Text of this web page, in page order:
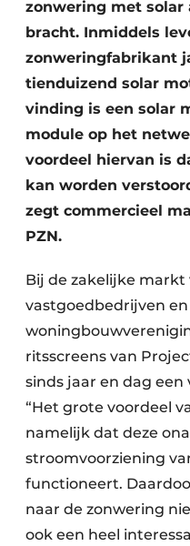
zonwering met
bracht. Inmiddels
zonweringfabrikant
tienduizend solar
vinding is een solar
module op het
voordeel hiervan is
kan worden
zegt commercieel
PZN.
Bij de zakelijke markt
vastgoedbedrijven en
ritsscreens van
sinds jaar en dag
“Het grote voordeel
namelijk dat deze
stroomvoorziening
functioneert.
naar de zonwering
ook een heel